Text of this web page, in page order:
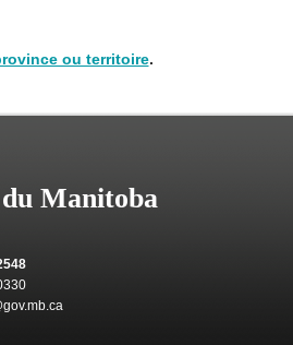
ou territoire.
Manitoba